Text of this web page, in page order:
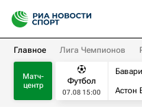
Главное Лига Чемпионов
Матч-
центр
Футбол
07.08 15:00
Астон